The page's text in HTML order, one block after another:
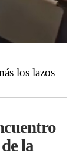
los lazos
la